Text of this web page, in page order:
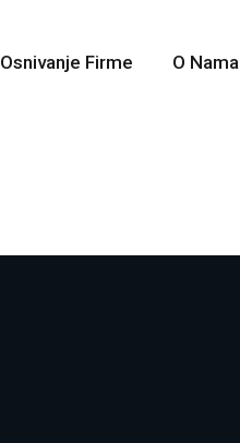
Osnivanje Firme O Nama